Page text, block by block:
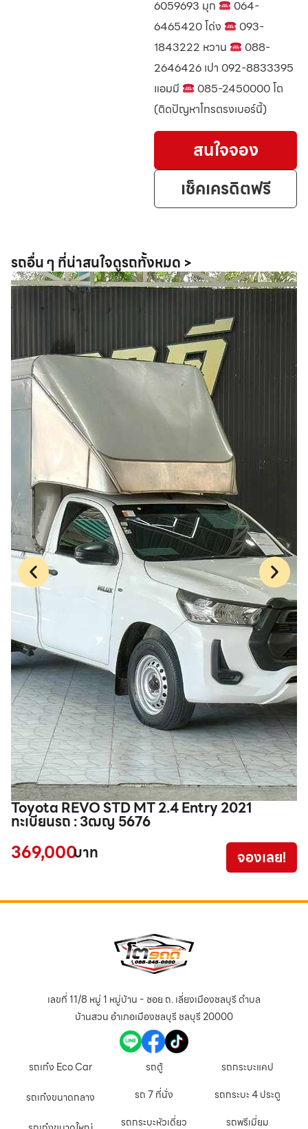
6059693 มุก
064-
6465420 โด่ง
093-
1843222 หวาน
088-
2646426 เปา 092-8833395
แอมมี
085-2450000 โต
(ติดปัญหาโทรตรงเบอร์นี้)
สนใจจอง
เช็คเครดิตฟรี
รถอื่น ๆ ที่น่าสนใจดูรถทั้งหมด >
Toyota REVO STD MT 2.4 Entry 2021
ทะเบียนรถ : 3ฒญ 5676
369,000บาท จองเลย!
เลขที่ 11/8 หมู่ 1 หมู่บ้าน - ซอย ถ. เลี่ยงเมืองชลบุรี ตำบล
บ้านสวน อำเภอเมืองชลบุรี ชลบุรี 20000
รถเก๋ง Eco Car
รถเก๋งขนาดกลาง
รถตู้
รถ 7 ที่นั่ง
รถกระบะหัวเดี่ยว
รถกระบะแคป
รถกระบะ 4 ประตู
รถพรีเมี่ยม